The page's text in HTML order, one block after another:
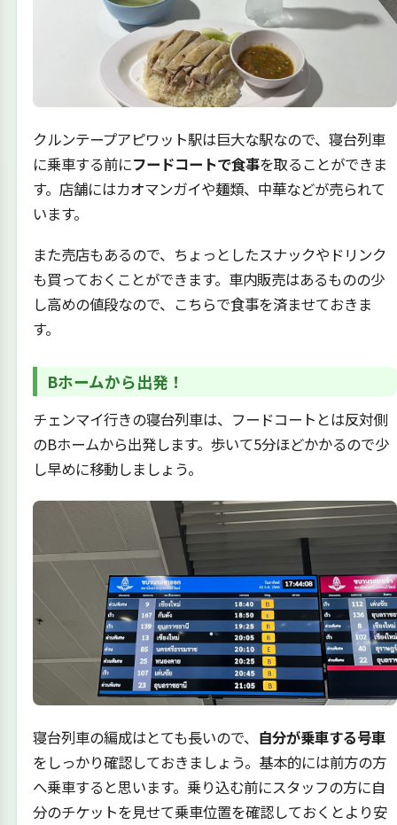
クルンテープアピワット駅は巨大な駅なので、寝台列車
に乗車する前にフードコートで食事を取ることができま
す。店舗にはカオマンガイや麺類、中華などが売られて
います。
また売店もあるので、ちょっとしたスナックやドリンク
も買っておくことができます。車内販売はあるものの少
し高めの値段なので、こちらで食事を済ませておきま
す。
Bホームから出発！
チェンマイ行きの寝台列車は、フードコートとは反対側
のBホームから出発します。歩いて5分ほどかかるので少
し早めに移動しましょう。
寝台列車の編成はとても長いので、 自分が乗車する号車
をしっかり確認しておきましょう。基本的には前方の方
へ乗車すると思います。乗り込む前にスタッフの方に自
分のチケットを見せて乗車位置を確認しておくとより安